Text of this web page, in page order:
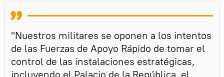
"Nuestros militares se oponen a los intentos
de las Fuerzas de Apoyo Rápido de tomar el
control de las instalaciones estratégicas,
incluyendo el Palacio de la República, el